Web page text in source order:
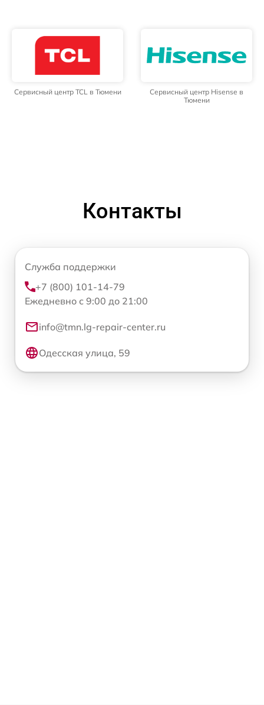
Сервисный центр TCL в Тюмени
Сервисный центр Hisense в
Тюмени
Контакты
Служба поддержки
+7 (800) 101-14-79
Ежедневно с 9:00 до 21:00
info@tmn.lg-repair-center.ru
Одесская улица, 59